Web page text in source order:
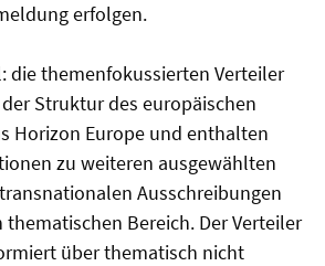
erfolgen.
die themenfokussierten Verteiler
Struktur des europäischen
Horizon Europe und enthalten
zu weiteren ausgewählten
Ausschreibungen
Bereich. Der Verteiler
über thematisch nicht